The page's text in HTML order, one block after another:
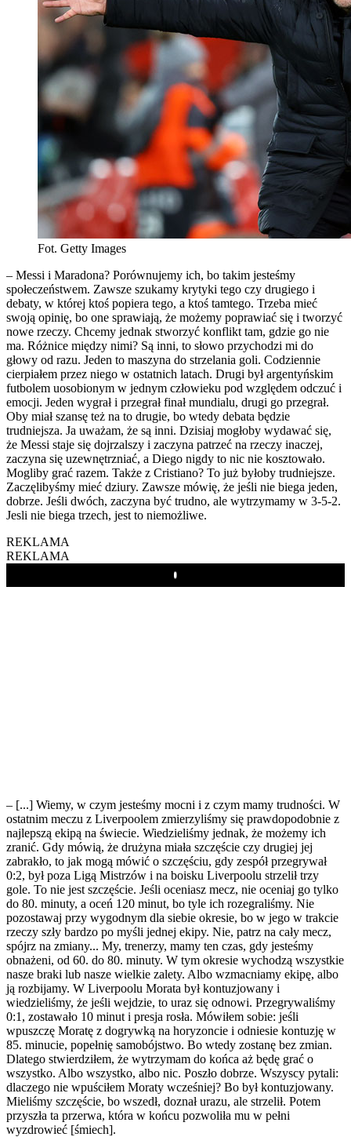
Fot. Getty Images
– Messi i Maradona? Porównujemy ich, bo takim jesteśmy
społeczeństwem. Zawsze szukamy krytyki tego czy drugiego i
debaty, w której ktoś popiera tego, a ktoś tamtego. Trzeba mieć
swoją opinię, bo one sprawiają, że możemy poprawiać się i tworzyć
nowe rzeczy. Chcemy jednak stworzyć konflikt tam, gdzie go nie
ma. Różnice między nimi? Są inni, to słowo przychodzi mi do
głowy od razu. Jeden to maszyna do strzelania goli. Codziennie
cierpiałem przez niego w ostatnich latach. Drugi był argentyńskim
futbolem uosobionym w jednym człowieku pod względem odczuć i
emocji. Jeden wygrał i przegrał finał mundialu, drugi go przegrał.
Oby miał szansę też na to drugie, bo wtedy debata będzie
trudniejsza. Ja uważam, że są inni. Dzisiaj mogłoby wydawać się,
że Messi staje się dojrzalszy i zaczyna patrzeć na rzeczy inaczej,
zaczyna się uzewnętrzniać, a Diego nigdy to nic nie kosztowało.
Mogliby grać razem. Także z Cristiano? To już byłoby trudniejsze.
Zaczęlibyśmy mieć dziury. Zawsze mówię, że jeśli nie biega jeden,
dobrze. Jeśli dwóch, zaczyna być trudno, ale wytrzymamy w 3-5-2.
Jesli nie biega trzech, jest to niemożliwe.
REKLAMA
REKLAMA
Play
– [...] Wiemy, w czym jesteśmy mocni i z czym mamy trudności. W
ostatnim meczu z Liverpoolem zmierzyliśmy się prawdopodobnie z
najlepszą ekipą na świecie. Wiedzieliśmy jednak, że możemy ich
zranić. Gdy mówią, że drużyna miała szczęście czy drugiej jej
zabrakło, to jak mogą mówić o szczęściu, gdy zespół przegrywał
0:2, był poza Ligą Mistrzów i na boisku Liverpoolu strzelił trzy
gole. To nie jest szczęście. Jeśli oceniasz mecz, nie oceniaj go tylko
do 80. minuty, a oceń 120 minut, bo tyle ich rozegraliśmy. Nie
pozostawaj przy wygodnym dla siebie okresie, bo w jego w trakcie
rzeczy szły bardzo po myśli jednej ekipy. Nie, patrz na cały mecz,
spójrz na zmiany... My, trenerzy, mamy ten czas, gdy jesteśmy
obnażeni, od 60. do 80. minuty. W tym okresie wychodzą wszystkie
nasze braki lub nasze wielkie zalety. Albo wzmacniamy ekipę, albo
ją rozbijamy. W Liverpoolu Morata był kontuzjowany i
wiedzieliśmy, że jeśli wejdzie, to uraz się odnowi. Przegrywaliśmy
0:1, zostawało 10 minut i presja rosła. Mówiłem sobie: jeśli
wpuszczę Moratę z dogrywką na horyzoncie i odniesie kontuzję w
85. minucie, popełnię samobójstwo. Bo wtedy zostanę bez zmian.
Dlatego stwierdziłem, że wytrzymam do końca aż będę grać o
wszystko. Albo wszystko, albo nic. Poszło dobrze. Wszyscy pytali:
dlaczego nie wpuściłem Moraty wcześniej? Bo był kontuzjowany.
Mieliśmy szczęście, bo wszedł, doznał urazu, ale strzelił. Potem
przyszła ta przerwa, która w końcu pozwoliła mu w pełni
wyzdrowieć [śmiech].